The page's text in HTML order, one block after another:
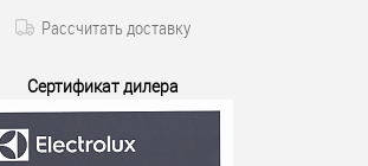
Рассчитать доставку
Сертификат дилера